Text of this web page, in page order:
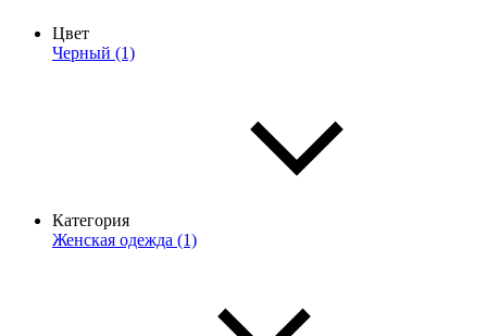
Цвет
Черный (1)
Категория
Женская одежда (1)